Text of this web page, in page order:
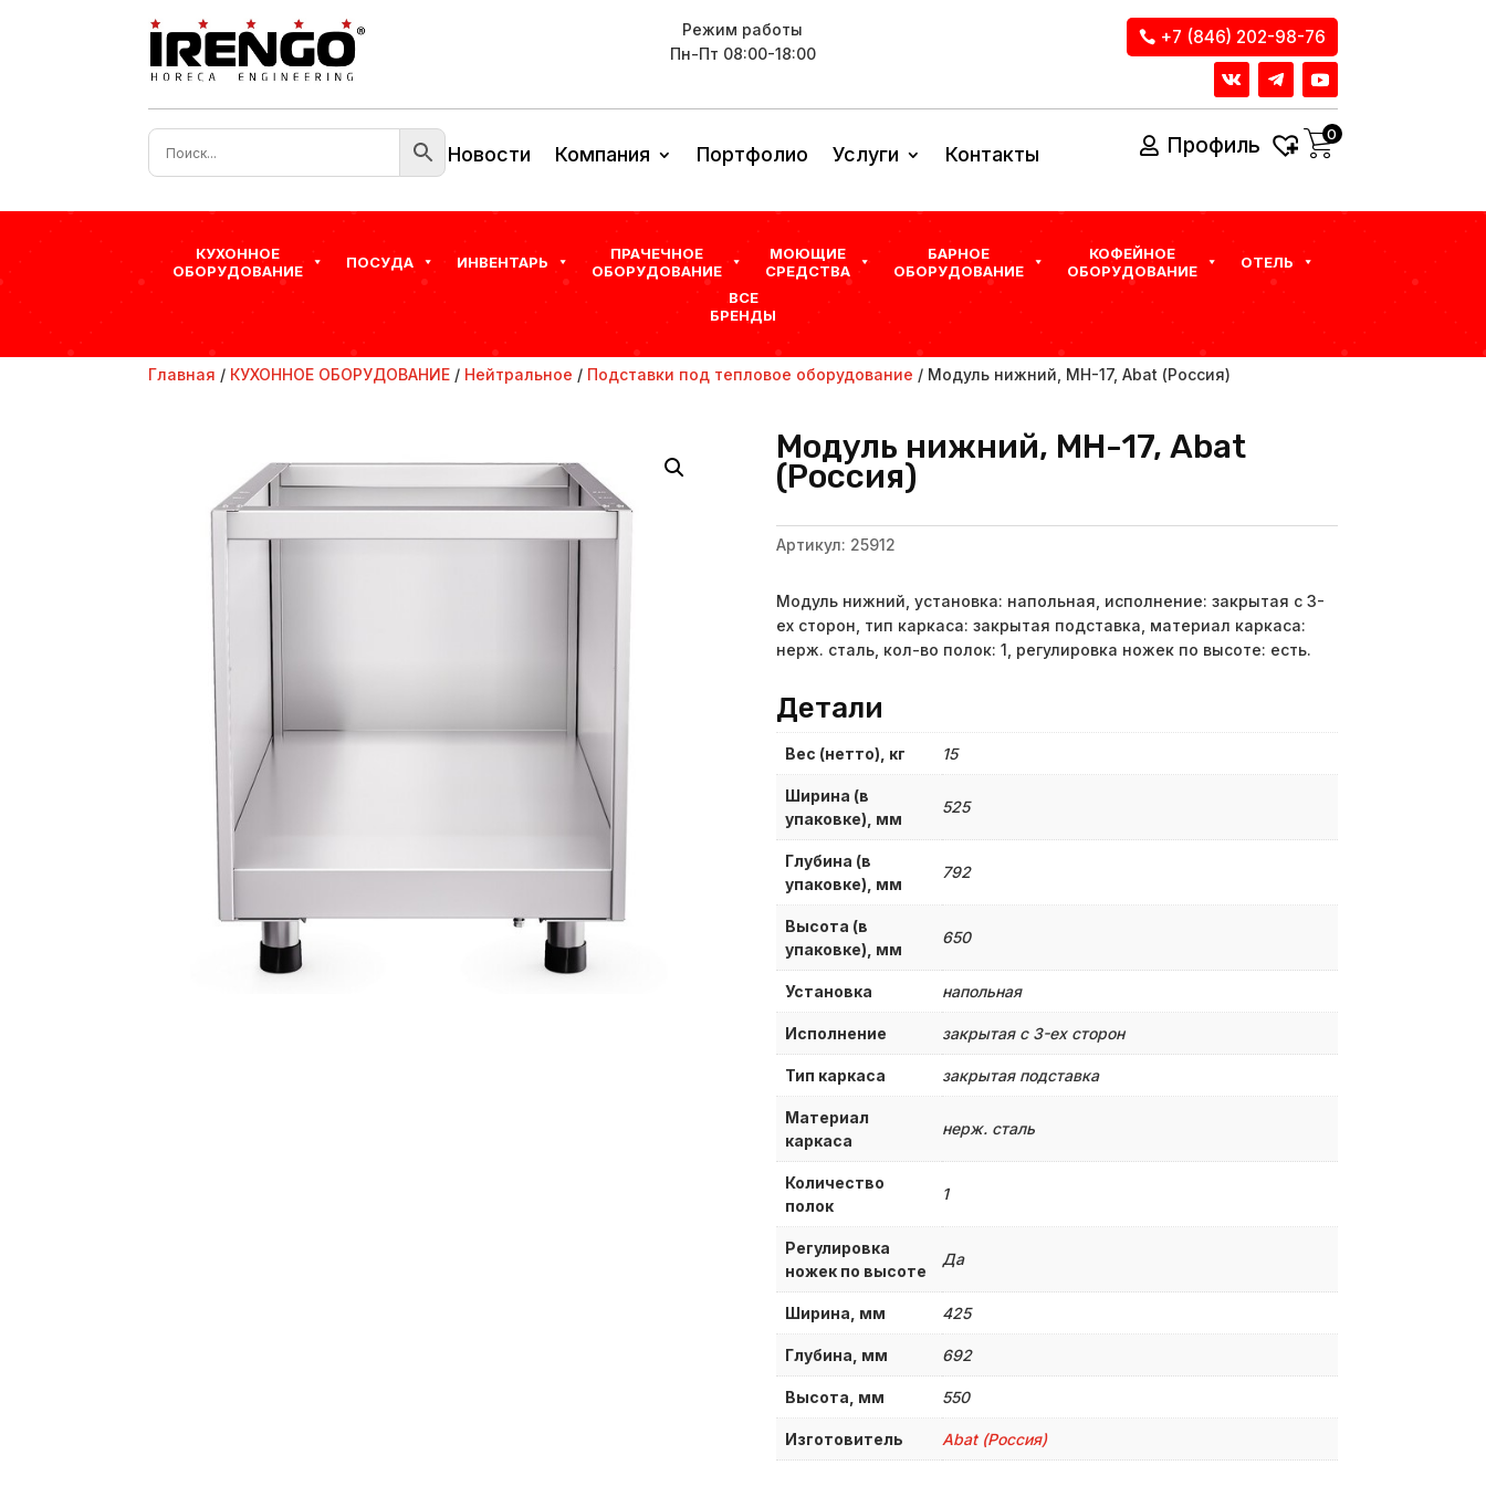
Режим работы
Пн-Пт 08:00-18:00
+7 (846) 202-98-76
Новости Компания Портфолио Услуги Контакты Профиль 0
КУХОННОЕ
ОБОРУДОВАНИЕ
ПОСУДА ИНВЕНТАРЬ
ПРАЧЕЧНОЕ
ОБОРУДОВАНИЕ
МОЮЩИЕ
СРЕДСТВА
БАРНОЕ
ОБОРУДОВАНИЕ
КОФЕЙНОЕ
ОБОРУДОВАНИЕ
ОТЕЛЬ
ВСЕ
БРЕНДЫ
Главная / КУХОННОЕ ОБОРУДОВАНИЕ / Нейтральное / Подставки под тепловое оборудование / Модуль нижний, МН-17, Abat (Россия)
Модуль нижний, МН-17, Abat
(Россия)
Артикул: 25912
Модуль нижний, установка: напольная, исполнение: закрытая с 3-
ех сторон, тип каркаса: закрытая подставка, материал каркаса:
нерж. сталь, кол-во полок: 1, регулировка ножек по высоте: есть.
Детали
Вес (нетто), кг 15
Ширина (в
упаковке), мм
525
Глубина (в
упаковке), мм
792
Высота (в
упаковке), мм
650
Установка напольная
Исполнение закрытая с 3-ех сторон
Тип каркаса закрытая подставка
Материал
каркаса
нерж. сталь
Количество
полок
1
Регулировка
ножек по высоте
Да
Ширина, мм 425
Глубина, мм 692
Высота, мм 550
Изготовитель Abat (Россия)